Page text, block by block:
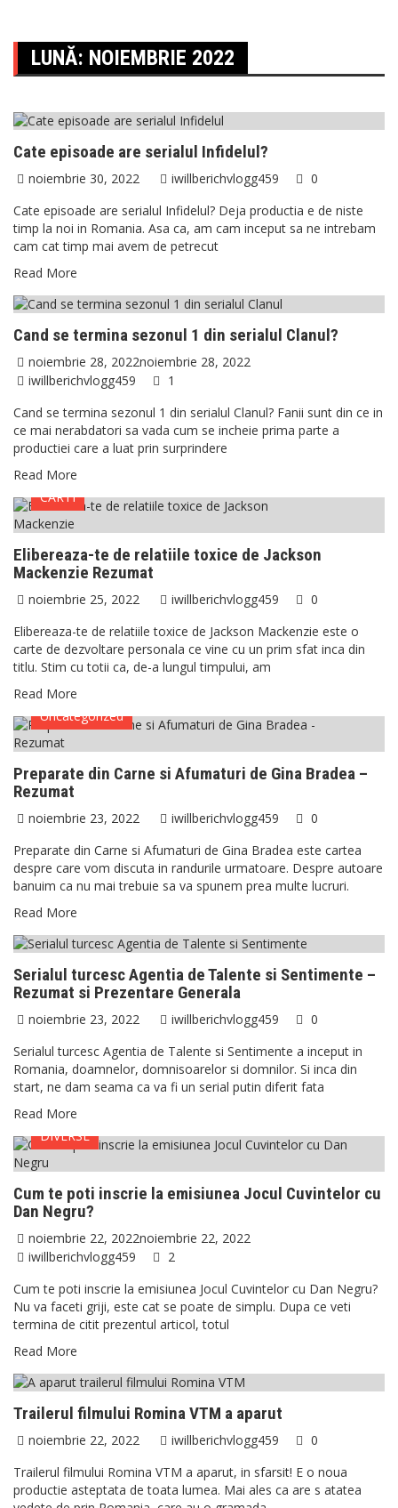
LUNĂ: NOIEMBRIE 2022
Cate episoade are serialul Infidelul?
noiembrie 30, 2022 iwillberichvlogg459
0
Cate episoade are serialul Infidelul? Deja productia e de niste
timp la noi in Romania. Asa ca, am cam inceput sa ne intrebam
cam cat timp mai avem de petrecut
Read More
SERIALE si TV
Cand se termina sezonul 1 din serialul Clanul?
noiembrie 28, 2022noiembrie 28, 2022
iwillberichvlogg459
1
Cand se termina sezonul 1 din serialul Clanul? Fanii sunt din ce in
ce mai nerabdatori sa vada cum se incheie prima parte a
productiei care a luat prin surprindere
Read More
CARTI
Elibereaza-te de relatiile toxice de Jackson
Mackenzie Rezumat
noiembrie 25, 2022 iwillberichvlogg459
0
Elibereaza-te de relatiile toxice de Jackson Mackenzie este o
carte de dezvoltare personala ce vine cu un prim sfat inca din
titlu. Stim cu totii ca, de-a lungul timpului, am
Read More
Uncategorized
Preparate din Carne si Afumaturi de Gina Bradea –
Rezumat
noiembrie 23, 2022 iwillberichvlogg459
0
Preparate din Carne si Afumaturi de Gina Bradea este cartea
despre care vom discuta in randurile urmatoare. Despre autoare
banuim ca nu mai trebuie sa va spunem prea multe lucruri.
Read More
SERIALE TURCESTI
Serialul turcesc Agentia de Talente si Sentimente –
Rezumat si Prezentare Generala
noiembrie 23, 2022 iwillberichvlogg459
0
Serialul turcesc Agentia de Talente si Sentimente a inceput in
Romania, doamnelor, domnisoarelor si domnilor. Si inca din
start, ne dam seama ca va fi un serial putin diferit fata
Read More
DIVERSE
Cum te poti inscrie la emisiunea Jocul Cuvintelor cu
Dan Negru?
noiembrie 22, 2022noiembrie 22, 2022
iwillberichvlogg459
2
Cum te poti inscrie la emisiunea Jocul Cuvintelor cu Dan Negru?
Nu va faceti griji, este cat se poate de simplu. Dupa ce veti
termina de citit prezentul articol, totul
Read More
DIVERSE
Trailerul filmului Romina VTM a aparut
noiembrie 22, 2022 iwillberichvlogg459
0
Trailerul filmului Romina VTM a aparut, in sfarsit! E o noua
productie asteptata de toata lumea. Mai ales ca are s atatea